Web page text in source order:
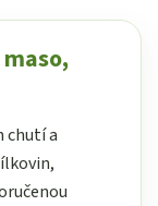
chutí a